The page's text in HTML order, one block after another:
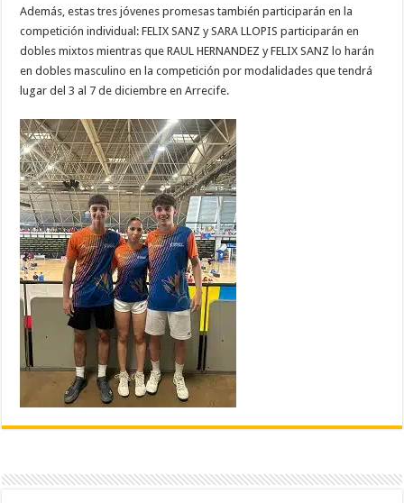
Además, estas tres jóvenes promesas también participarán en la
competición individual: FELIX SANZ y SARA LLOPIS participarán en
dobles mixtos mientras que RAUL HERNANDEZ y FELIX SANZ lo harán
en dobles masculino en la competición por modalidades que tendrá
lugar del 3 al 7 de diciembre en Arrecife.